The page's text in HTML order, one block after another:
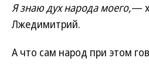
Я знаю дух народа моего,—
Лжедимитрий.
А что сам народ при этом